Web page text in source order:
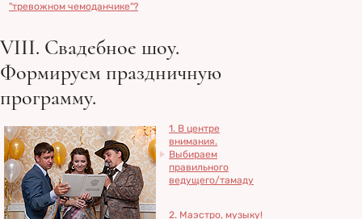
"тревожном чемоданчике"?
VIII. Свадебное шоу.
Формируем праздничную
программу.
1. В центре
внимания.
Выбираем
правильного
ведущего/тамаду
2. Маэстро, музыку!